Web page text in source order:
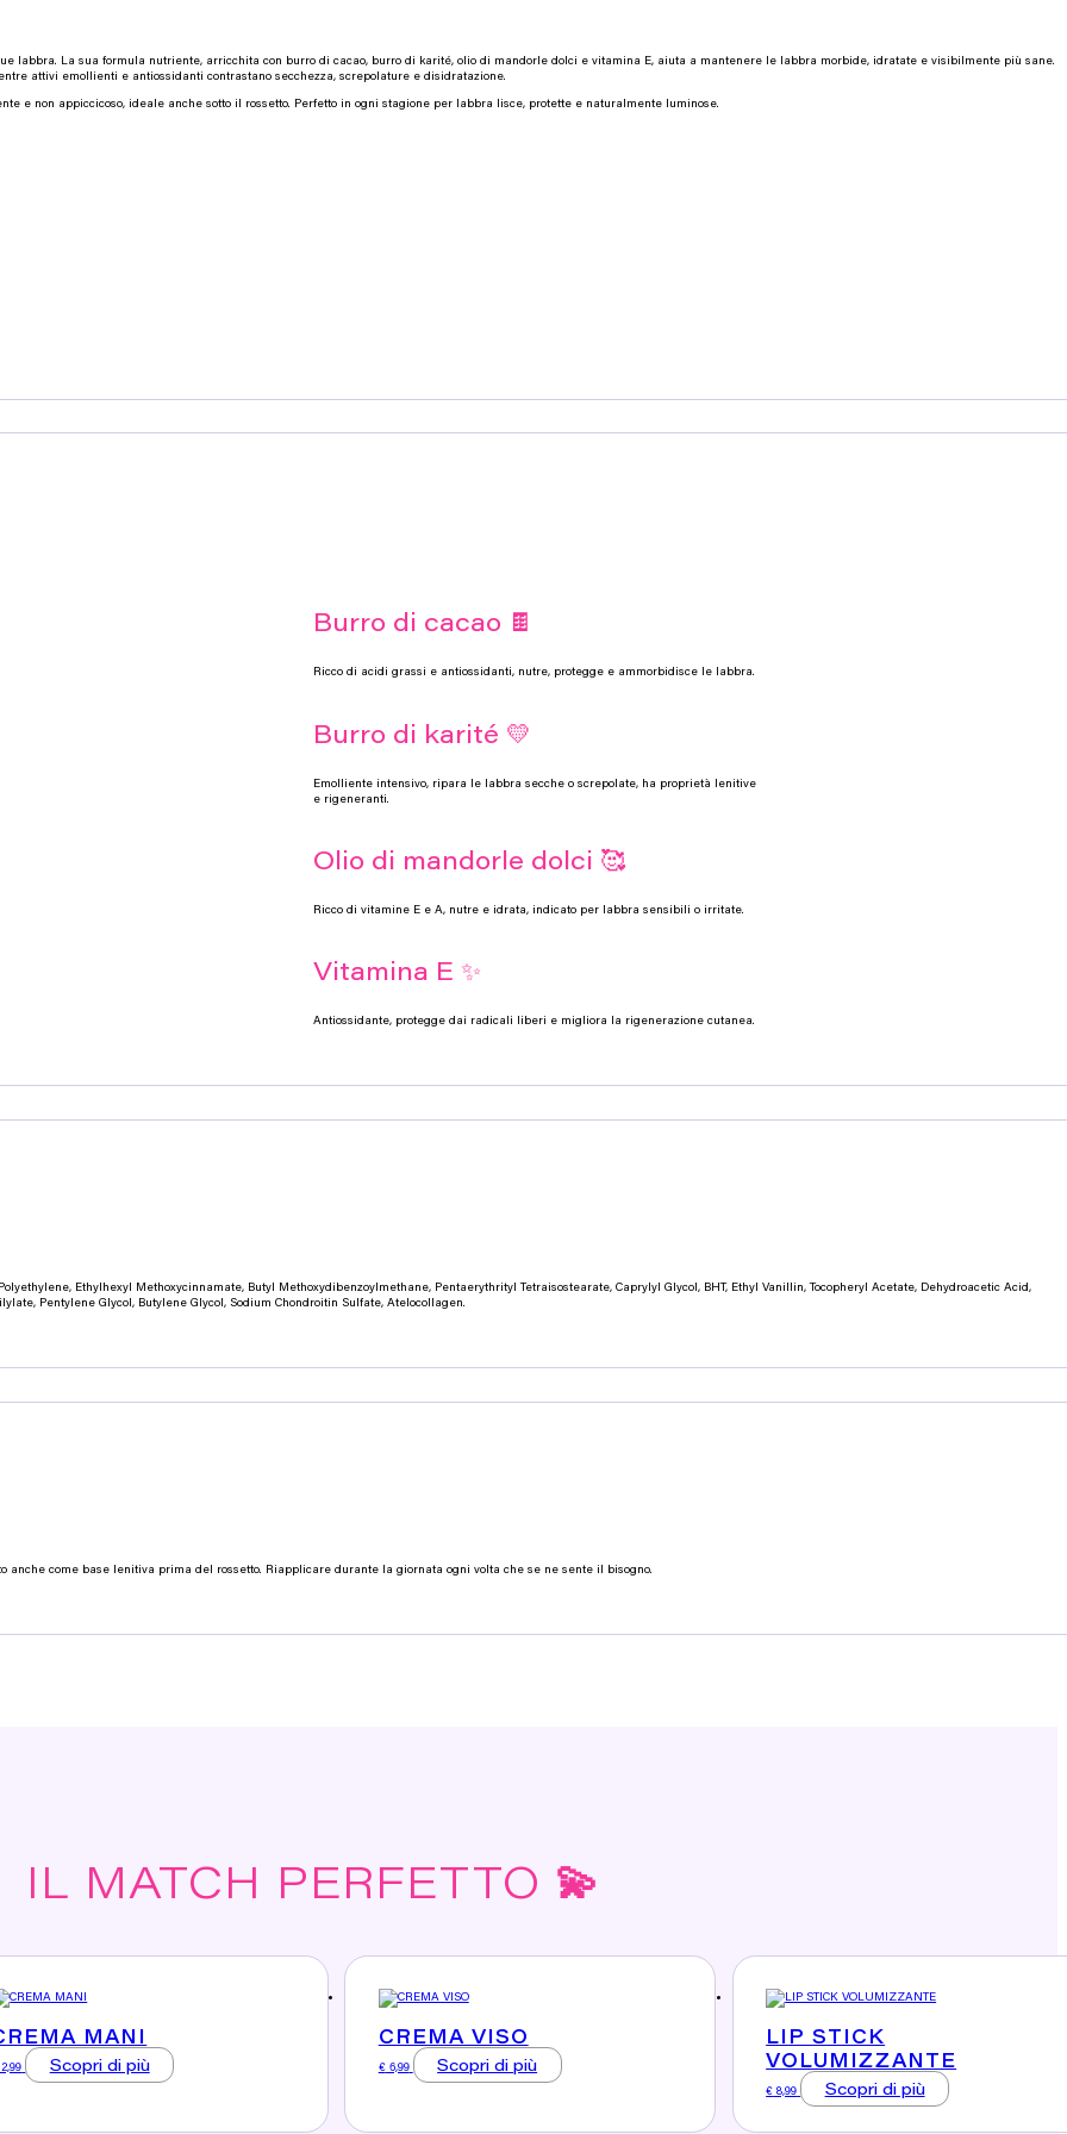
labbra. La sua formula nutriente, arricchita con burro di cacao, burro di karité, olio di mandorle dolci e vitamina E, aiuta a mantenere le labbra morbide, idratate e visibilmente più sane.
attivi emollienti e antiossidanti contrastano secchezza, screpolature e disidratazione.
e non appiccicoso, ideale anche sotto il rossetto. Perfetto in ogni stagione per labbra lisce, protette e naturalmente luminose.
Burro di cacao 🍫
Ricco di acidi grassi e antiossidanti, nutre, protegge e ammorbidisce le labbra.
Burro di karité 💛
Emolliente intensivo, ripara le labbra secche o screpolate, ha proprietà lenitive
e rigeneranti.
Olio di mandorle dolci 🥰
Ricco di vitamine E e A, nutre e idrata, indicato per labbra sensibili o irritate.
Vitamina E ✨
Antiossidante, protegge dai radicali liberi e migliora la rigenerazione cutanea.
Ethylhexyl Methoxycinnamate, Butyl Methoxydibenzoylmethane, Pentaerythrityl Tetraisostearate, Caprylyl Glycol, BHT, Ethyl Vanillin, Tocopheryl Acetate, Dehydroacetic Acid,
Pentylene Glycol, Butylene Glycol, Sodium Chondroitin Sulfate, Atelocollagen.
come base lenitiva prima del rossetto. Riapplicare durante la giornata ogni volta che se ne sente il bisogno.
IL MATCH PERFETTO 💫
MANI
Scopri di più
CREMA VISO
€6,99 Scopri di più
LIP STICK
VOLUMIZZANTE
€ 8,99 Scopri di più